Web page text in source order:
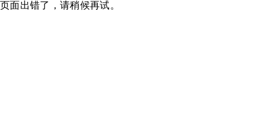
页面出错了，请稍候再试。